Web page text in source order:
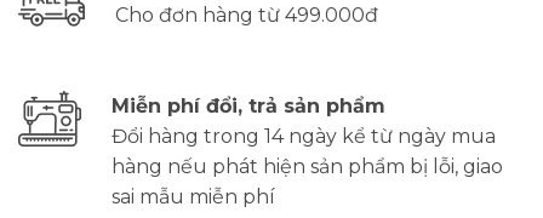
Cho đơn hàng từ 499.000đ
Miễn phí đổi, trả sản phẩm
Đổi hàng trong 14 ngày kể từ ngày mua
hàng nếu phát hiện sản phẩm bị lỗi, giao
sai mẫu miễn phí